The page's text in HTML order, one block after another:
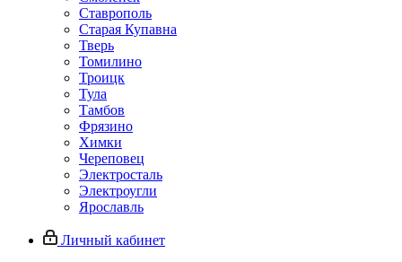
Ставрополь
Старая Купавна
Тверь
Томилино
Троицк
Тула
Тамбов
Фрязино
Химки
Череповец
Электросталь
Электроугли
Ярославль
Личный кабинет